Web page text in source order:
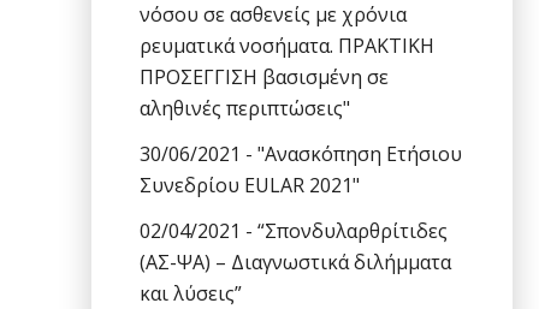
νόσου σε ασθενείς με χρόνια
ρευματικά νοσήματα. ΠΡΑΚΤΙΚΗ
ΠΡΟΣΕΓΓΙΣΗ βασισμένη σε
αληθινές περιπτώσεις"
30/06/2021 - "Ανασκόπηση Ετήσιου
Συνεδρίου EULAR 2021"
02/04/2021 - “Σπονδυλαρθρίτιδες
(ΑΣ-ΨΑ) – Διαγνωστικά διλήμματα
και λύσεις”